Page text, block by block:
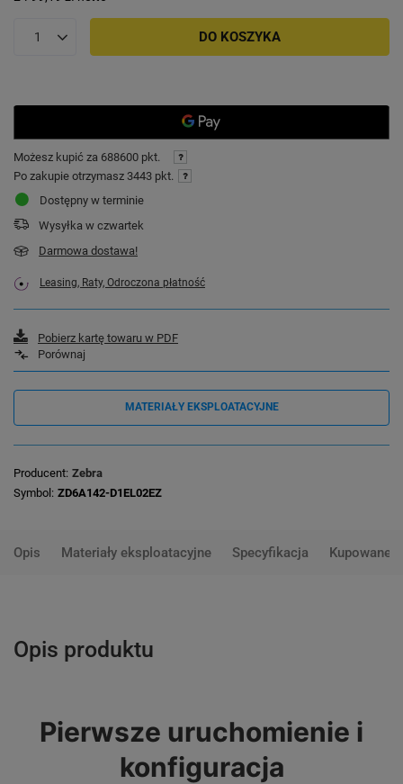
DO KOSZYKA
Możesz kupić za 688600 pkt.
Po zakupie otrzymasz 3443 pkt.
Dostępny w terminie
Wysyłka w czwartek
Darmowa dostawa!
Leasing, Raty, Odroczona płatność
Pobierz kartę towaru w PDF
Porównaj
MATERIAŁY EKSPLOATACYJNE
Producent Zebra
Symbol ZD6A142-D1EL02EZ
Opis Materiały eksploatacyjne Specyfikacja Kupowane
Opis produktu
Pierwsze uruchomienie i
konfiguracja